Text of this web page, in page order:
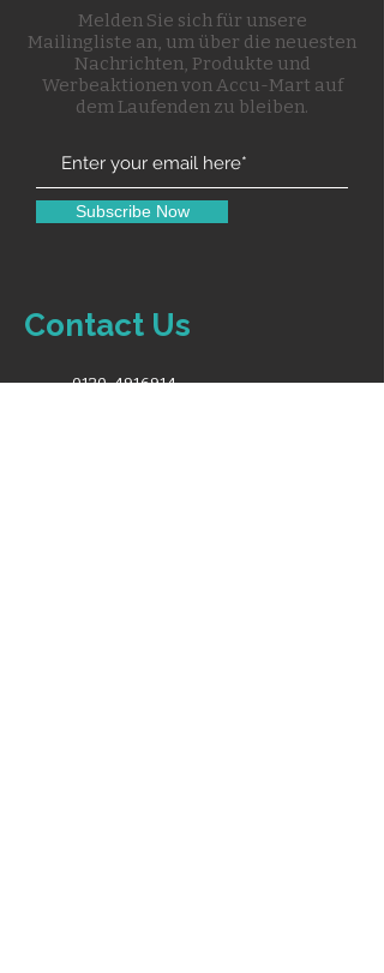
Melden Sie sich für unsere
Mailingliste an, um über die neuesten
Nachrichten, Produkte und
Werbeaktionen von Accu-Mart auf
dem Laufenden zu bleiben.
Subscribe Now
Contact Us
0120-4916914